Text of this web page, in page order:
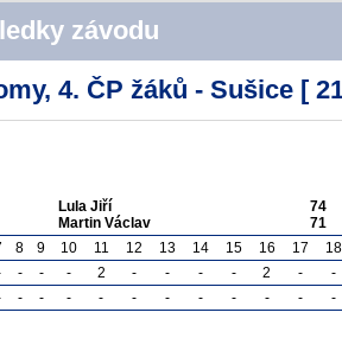
závodu
4. ČP žáků - Sušice [
Lula Jiří
Martin Václav
74
71
8 9 10 11 12 13 14 15 16 17
18
- - - 2 - - - - 2 -
-
- - - - - - - - - - -